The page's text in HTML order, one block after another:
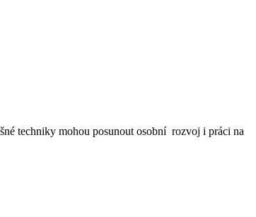
techniky mohou posunout osobní rozvoj i práci na